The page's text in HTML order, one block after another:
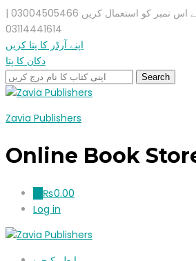
واٹس ایپ / کال کے لیے اس نمبر کو استعمال کریں 03004505466 |
03114441614
اپنے آرڈر کا پتا کریں
دکان کا پتا
Zavia Publishers
Online Book
₨0.00
Log in